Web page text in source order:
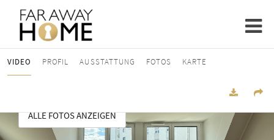
VIDEO PROFIL AUSSTATTUNG FOTOS KARTE
ALLE FOTOS ANZEIGEN